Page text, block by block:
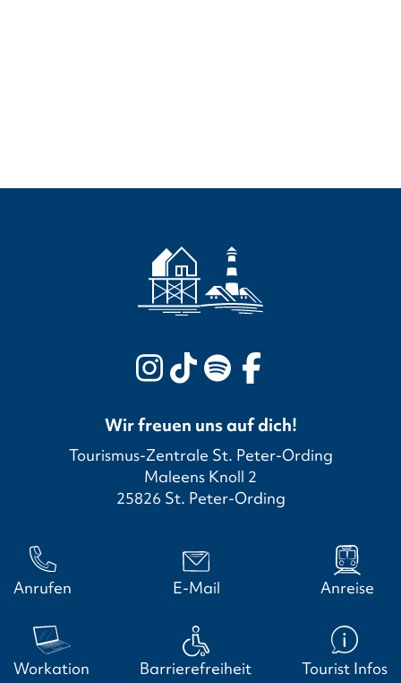
Wir freuen uns auf dich!
Tourismus-Zentrale St. Peter-Ording
Maleens Knoll 2
25826 St. Peter-Ording
Anrufen E-Mail Anreise
Workation Barrierefreiheit Tourist Infos